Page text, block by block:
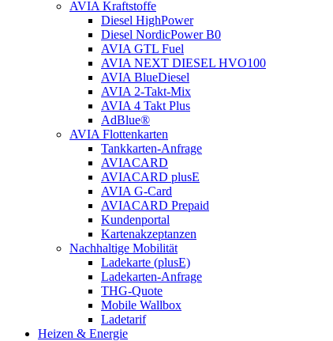
AVIA Kraftstoffe
Diesel HighPower
Diesel NordicPower B0
AVIA GTL Fuel
AVIA NEXT DIESEL HVO100
AVIA BlueDiesel
AVIA 2-Takt-Mix
AVIA 4 Takt Plus
AdBlue®
AVIA Flottenkarten
Tankkarten-Anfrage
AVIACARD
AVIACARD plusE
AVIA G-Card
AVIACARD Prepaid
Kundenportal
Kartenakzeptanzen
Nachhaltige Mobilität
Ladekarte (plusE)
Ladekarten-Anfrage
THG-Quote
Mobile Wallbox
Ladetarif
Heizen & Energie